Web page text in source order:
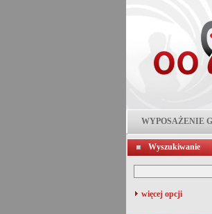
WYPOSAŻENIE
Wyszukiwanie
więcej opcji